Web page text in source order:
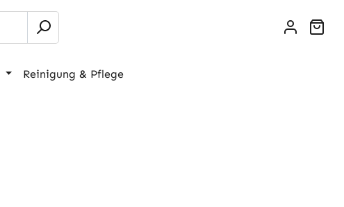
Reinigung & Pflege